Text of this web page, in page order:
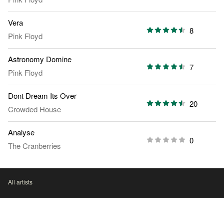
Vera
Pink Floyd
8
Astronomy Domine
Pink Floyd
7
Dont Dream Its Over
Crowded House
20
Analyse
The Cranberries
0
All artists